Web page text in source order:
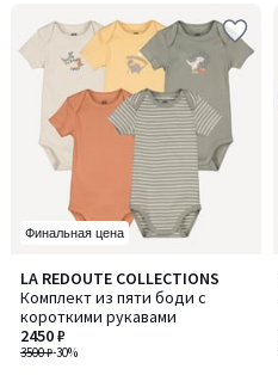
Финальная цена
LA REDOUTE COLLECTIONS
Комплект из пяти боди с
короткими рукавами
3500 ₽-30%
2450 ₽
4,7
/ 5